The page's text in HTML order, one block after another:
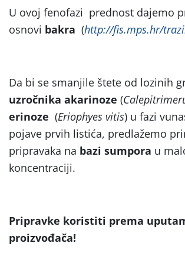
U ovoj fenofazi prednost dajemo
osnovi bakra (http://fis.mps.hr/
Da bi se smanjile štete od lozinih
uzročnika akarinoze (
erinoze (Eriophyes vitis) u fazi
pojave prvih listića, predlažemo
pripravaka na bazi sumpora u
koncentraciji.
Pripravke koristiti prema
proizvođača!